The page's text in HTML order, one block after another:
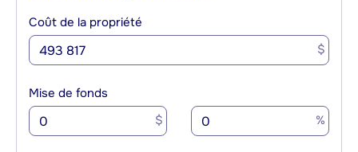
Coût de la propriété
$
Mise de fonds
$ %